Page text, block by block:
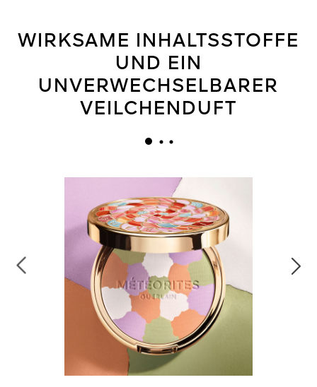
WIRKSAME INHALTSSTOFFE
UND EIN
UNVERWECHSELBARER
VEILCHENDUFT